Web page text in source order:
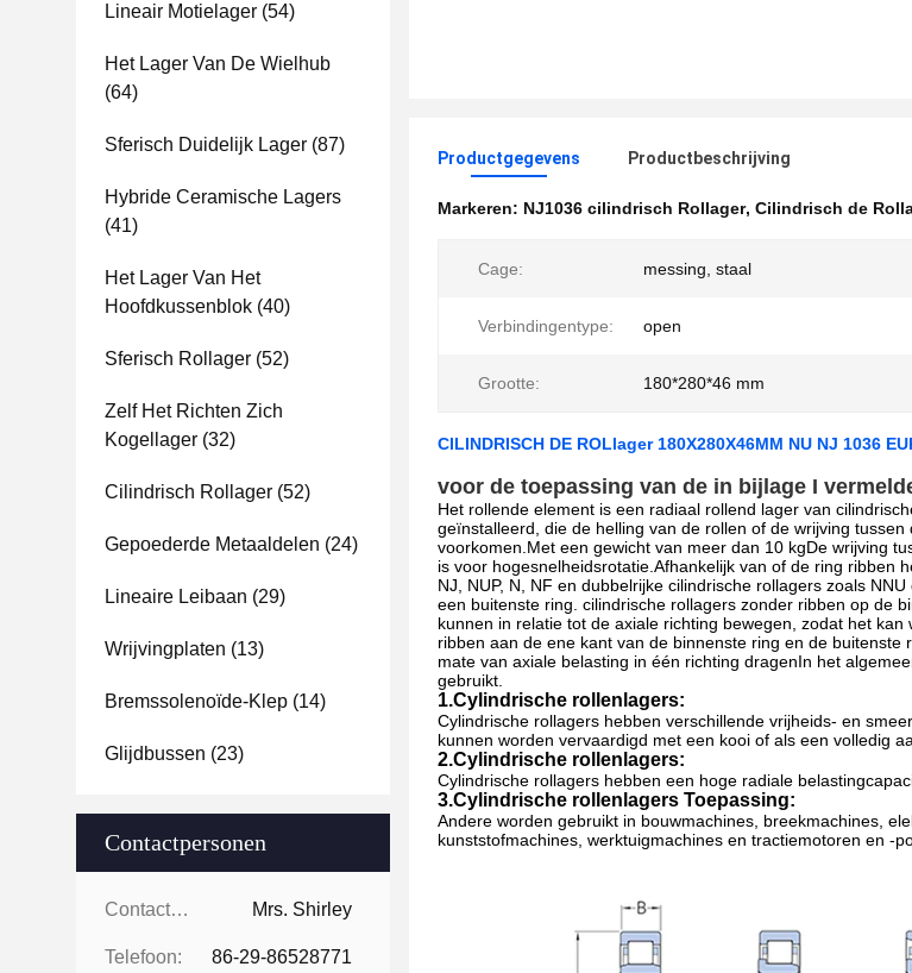
Lineair Motielager (54)
Het Lager Van De Wielhub
(64)
Sferisch Duidelijk Lager (87)
Hybride Ceramische Lagers
(41)
Het Lager Van Het
Hoofdkussenblok (40)
Sferisch Rollager (52)
Zelf Het Richten Zich
Kogellager (32)
Cilindrisch Rollager (52)
Gepoederde Metaaldelen (24)
Lineaire Leibaan (29)
Wrijvingplaten (13)
Bremssolenoïde-Klep (14)
Glijdbussen (23)
Contactpersonen
Contactpersonen: Mrs. Shirley
Telefoon: 86-29-86528771
Productgegevens Productbeschrijving
Markeren: NJ1036 cilindrisch Rollager, Cilindrisch de
Cage: messing, staal
Verbindingentype: open
Grootte: 180*280*46 mm
CILINDRISCH DE ROLlager 180X280X46MM NU NJ 1036
voor de toepassing van de in bijlage I
Het rollende element is een radiaal rollend lager van
geïnstalleerd, die de helling van de rollen of de wrijving
voorkomen.Met een gewicht van meer dan 10 kgDe wrijving
is voor hogesnelheidsrotatie.Afhankelijk van of de ring ribben
NJ, NUP, N, NF en dubbelrijke cilindrische rollagers zoals
een buitenste ring. cilindrische rollagers zonder ribben op de
kunnen in relatie tot de axiale richting bewegen, zodat het
ribben aan de ene kant van de binnenste ring en de
mate van axiale belasting in één richting dragenIn het
gebruikt.
1.Cylindrische rollenlagers:
Cylindrische rollagers hebben verschillende vrijheids- en
kunnen worden vervaardigd met een kooi of als een volledig
2.Cylindrische rollenlagers:
Cylindrische rollagers hebben een hoge radiale
3.Cylindrische rollenlagers Toepassing:
Andere worden gebruikt in bouwmachines, breekmachines,
kunststofmachines, werktuigmachines en tractiemotoren en -